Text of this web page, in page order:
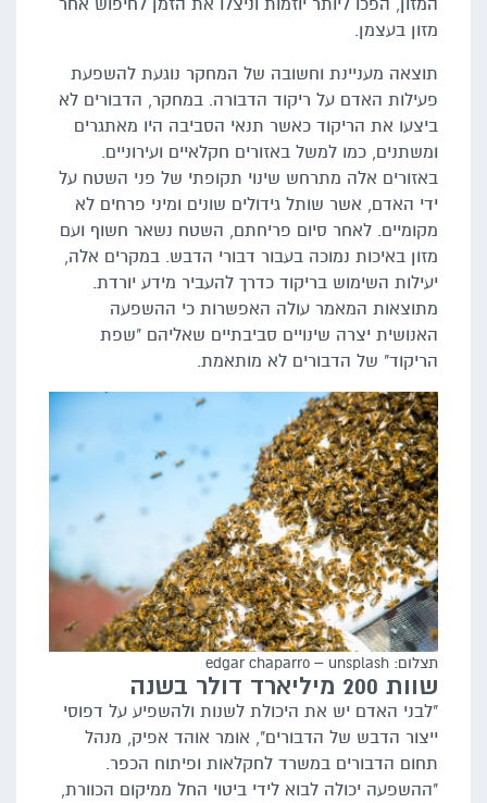
המזון, הפכו ליותר יוזמות וניצלו את הזמן לחיפוש אחר
מזון בעצמן.
תוצאה מעניינת וחשובה של המחקר נוגעת להשפעת
פעילות האדם על ריקוד הדבורה. במחקר, הדבורים לא
ביצעו את הריקוד כאשר תנאי הסביבה היו מאתגרים
ומשתנים, כמו למשל באזורים חקלאיים ועירוניים.
באזורים אלה מתרחש שינוי תקופתי של פני השטח על
ידי האדם, אשר שותל גידולים שונים ומיני פרחים לא
מקומיים. לאחר סיום פריחתם, השטח נשאר חשוף ועם
מזון באיכות נמוכה בעבור דבורי הדבש. במקרים אלה,
יעילות השימוש בריקוד כדרך להעביר מידע יורדת.
מתוצאות המאמר עולה האפשרות כי ההשפעה
האנושית יצרה שינויים סביבתיים שאליהם "שפת
הריקוד" של הדבורים לא מותאמת.
תצלום: edgar chaparro – unsplash
שוות 200 מיליארד דולר בשנה
"לבני האדם יש את היכולת לשנות ולהשפיע על דפוסי
ייצור הדבש של הדבורים", אומר אוהד אפיק, מנהל
תחום הדבורים במשרד לחקלאות ופיתוח הכפר.
"ההשפעה יכולה לבוא לידי ביטוי החל ממיקום הכוורת,